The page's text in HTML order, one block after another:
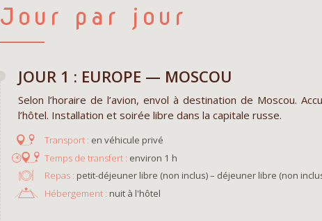
Jour par jour
JOUR 1 : EUROPE — MOSCOU
Selon l’horaire de l’avion, envol à destination de Moscou.
l’hôtel. Installation et soirée libre dans la capitale russe.
en véhicule privé
environ 1 h
Repas : petit-déjeuner libre (non inclus) – déjeuner libre (non
Hébergement : nuit à l'hôtel